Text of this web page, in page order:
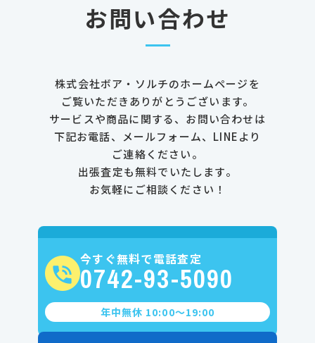
お問い合わせ
株式会社ボア・ソルチのホームページを
ご覧いただきありがとうございます。
サービスや商品に関する、お問い合わせは
下記お電話、メールフォーム、LINEより
ご連絡ください。
出張査定も無料でいたします。
お気軽にご相談ください！
今すぐ無料で電話査定
0742-93-5090
年中無休 10:00〜19:00